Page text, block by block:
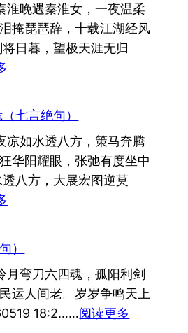
言
绝
淮晚遇秦淮女，一夜温柔
掩琵琶辞，十载江湖经风
日暮，望极天涯无归
词：
玉
楼
春
七言绝句）
凉如水透八方，策马奔腾
华阳耀眼，张弛有度坐中
八方，大展宏图逆莫
狂
逆
不
慌
）
月弯刀六四魂，孤阳利剑
运人间老。岁岁争鸣天上
18:2……阅读更多